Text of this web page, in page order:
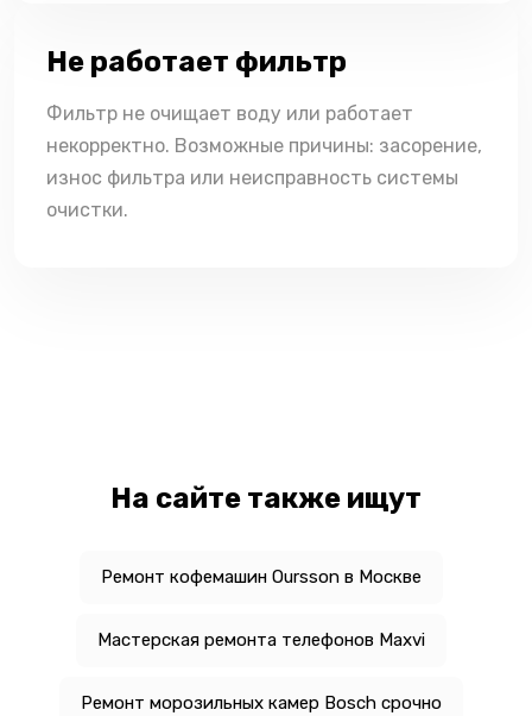
Не работает фильтр
Фильтр не очищает воду или работает
некорректно. Возможные причины: засорение,
износ фильтра или неисправность системы
очистки.
На сайте также ищут
Ремонт кофемашин Oursson в Москве
Мастерская ремонта телефонов Maxvi
Ремонт морозильных камер Bosch срочно